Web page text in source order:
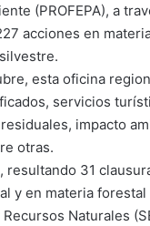
(PROFEPA), a
acciones en
esta oficina
servicios
impacto
otras.
31
y en materia
Naturales